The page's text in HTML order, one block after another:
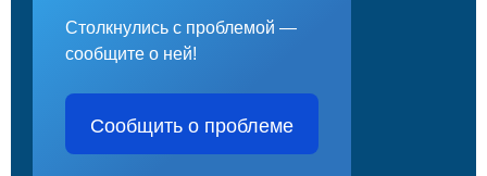
Столкнулись с проблемой —
сообщите о ней!
Сообщить о проблеме